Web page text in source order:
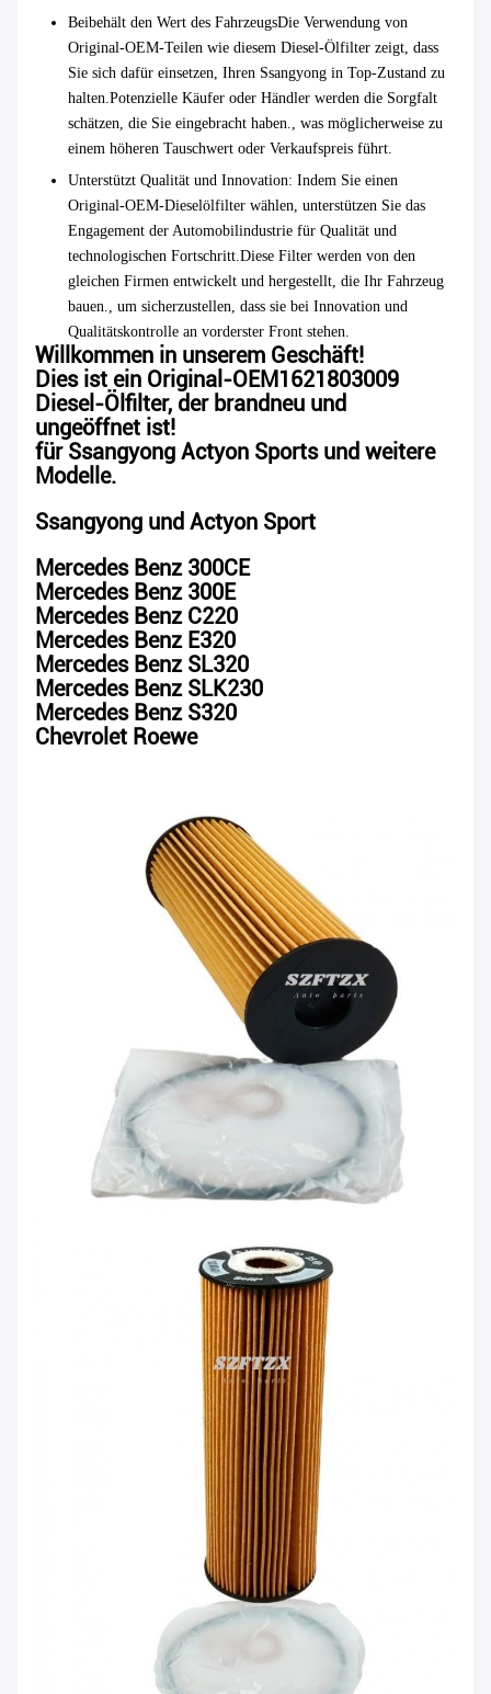
Beibehält den Wert des FahrzeugsDie Verwendung von
Original-OEM-Teilen wie diesem Diesel-Ölfilter zeigt, dass
Sie sich dafür einsetzen, Ihren Ssangyong in Top-Zustand zu
halten.Potenzielle Käufer oder Händler werden die Sorgfalt
schätzen, die Sie eingebracht haben., was möglicherweise zu
einem höheren Tauschwert oder Verkaufspreis führt.
Unterstützt Qualität und Innovation: Indem Sie einen
Original-OEM-Dieselölfilter wählen, unterstützen Sie das
Engagement der Automobilindustrie für Qualität und
technologischen Fortschritt.Diese Filter werden von den
gleichen Firmen entwickelt und hergestellt, die Ihr Fahrzeug
bauen., um sicherzustellen, dass sie bei Innovation und
Qualitätskontrolle an vorderster Front stehen.
Willkommen in unserem Geschäft!
Dies ist ein Original-OEM1621803009
Diesel-Ölfilter, der brandneu und
ungeöffnet ist!
für Ssangyong Actyon Sports und weitere
Modelle.
Ssangyong und Actyon Sport
Mercedes Benz 300CE
Mercedes Benz 300E
Mercedes Benz C220
Mercedes Benz E320
Mercedes Benz SL320
Mercedes Benz SLK230
Mercedes Benz S320
Chevrolet Roewe